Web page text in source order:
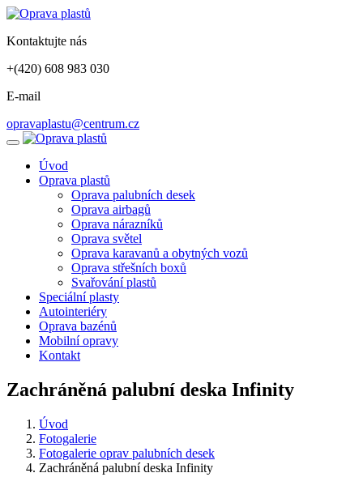
Kontaktujte nás
+(420) 608 983 030
E-mail
opravaplastu@centrum.cz
Úvod
Oprava plastů
Oprava palubních desek
Oprava airbagů
Oprava nárazníků
Oprava světel
Oprava karavanů a obytných vozů
Oprava střešních boxů
Svařování plastů
Speciální plasty
Autointeriéry
Oprava bazénů
Mobilní opravy
Kontakt
Zachráněná palubní deska Infinity
Úvod
Fotogalerie
Fotogalerie oprav palubních desek
Zachráněná palubní deska Infinity